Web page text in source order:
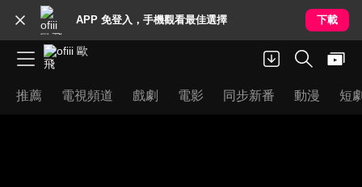
APP 免登入，手機觀看最佳選擇 下載
推薦 電視頻道 戲劇 電影 同步新番 動漫 短